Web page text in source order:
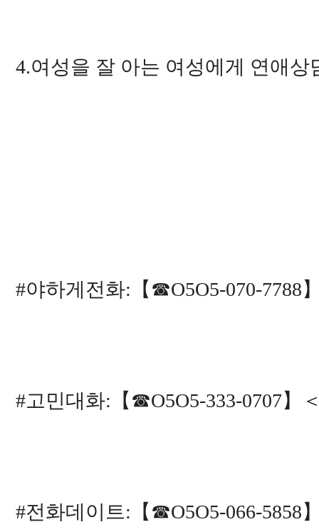
4.여성을 잘 아는 여성에게 연애상
#야하게전화:【☎O5O5-070-7788
#고민대화:【☎O5O5-333-0707】
#전화데이트:【☎O5O5-066-5858